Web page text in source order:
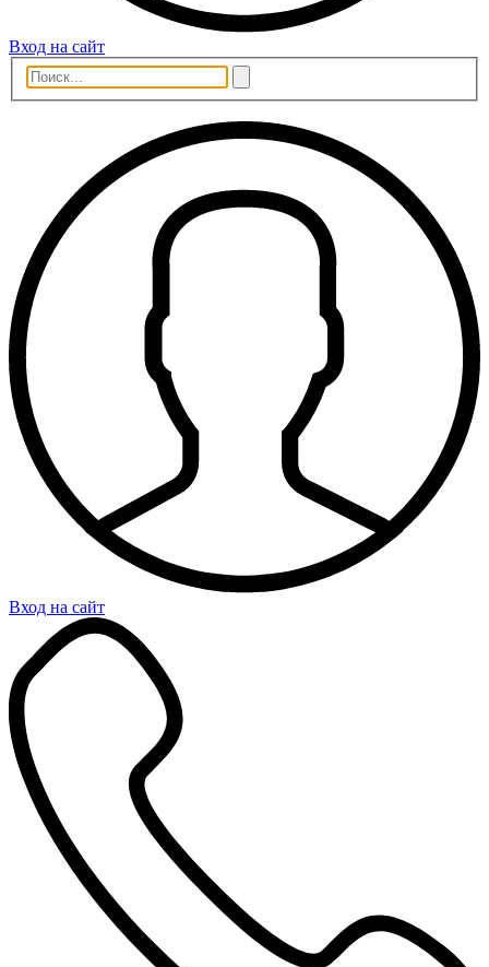
Вход на сайт
Вход на сайт